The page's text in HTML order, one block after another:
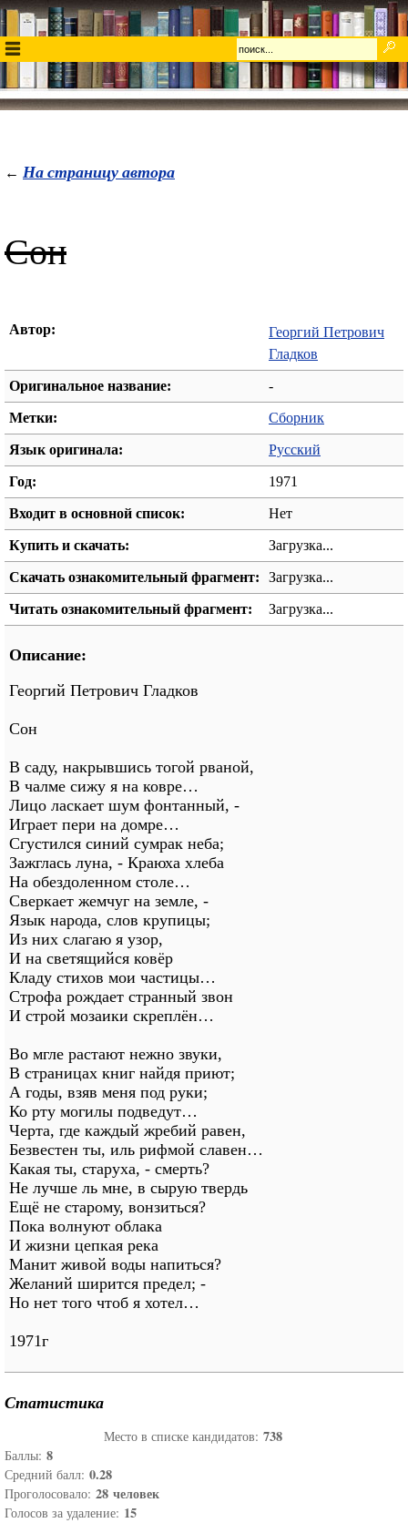
← На страницу автора
Сон
Автор:
Георгий Петрович
Гладков
Оригинальное название: -
Метки: Сборник
Язык оригинала: Русский
Год: 1971
Входит в основной список: Нет
Купить и скачать: Загрузка...
Скачать ознакомительный фрагмент: Загрузка...
Читать ознакомительный фрагмент: Загрузка...
Описание:
Георгий Петрович Гладков
Сон
В саду, накрывшись тогой рваной,
В чалме сижу я на ковре…
Лицо ласкает шум фонтанный, -
Играет пери на домре…
Сгустился синий сумрак неба;
Зажглась луна, - Краюха хлеба
На обездоленном столе…
Сверкает жемчуг на земле, -
Язык народа, слов крупицы;
Из них слагаю я узор,
И на светящийся ковёр
Кладу стихов мои частицы…
Строфа рождает странный звон
И строй мозаики скреплён…
Во мгле растают нежно звуки,
В страницах книг найдя приют;
А годы, взяв меня под руки;
Ко рту могилы подведут…
Черта, где каждый жребий равен,
Безвестен ты, иль рифмой славен…
Какая ты, старуха, - смерть?
Не лучше ль мне, в сырую твердь
Ещё не старому, вонзиться?
Пока волнуют облака
И жизни цепкая река
Манит живой воды напиться?
Желаний ширится предел; -
Но нет того чтоб я хотел…
1971г
Статистика
Место в списке кандидатов: 738
Баллы: 8
Средний балл: 0.28
Проголосовало: 28 человек
Голосов за удаление: 15